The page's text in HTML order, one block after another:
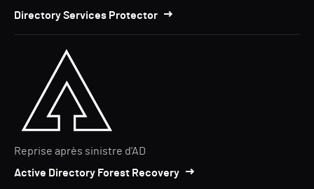
Directory Services Protector
Reprise après sinistre d'AD
Active Directory Forest Recovery